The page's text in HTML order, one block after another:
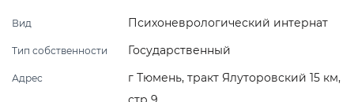
Вид Психоневрологический интернат
Тип собственности Государственный
Адрес
г Тюмень, тракт Ялуторовский 15 км,